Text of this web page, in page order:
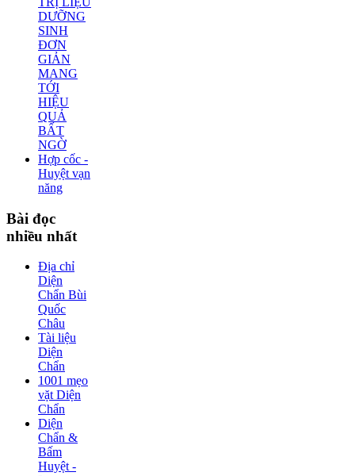
DƯỠNG
SINH
ĐƠN
GIẢN
MANG
TỚI
HIỆU
QUẢ
BẤT
NGỜ
Hợp cốc -
Huyệt vạn
năng
Bài đọc
nhiều nhất
Địa chỉ
Diện
Chẩn Bùi
Quốc
Châu
Tài liệu
Diện
Chẩn
1001 mẹo
vặt Diện
Chẩn
Diện
Chẩn &
Bấm
Huyệt -